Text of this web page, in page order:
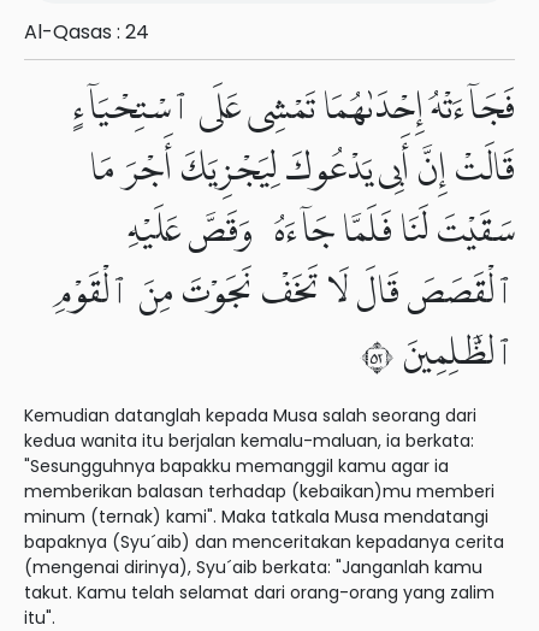
Al-Qasas : 24
فَجَآءَتْهُ إِحْدَىٰهُمَا تَمْشِى عَلَى ٱسْتِحْيَآءٍ
قَالَتْ إِنَّ أَبِى يَدْعُوكَ لِيَجْزِيَكَ أَجْرَ مَا
سَقَيْتَ لَنَا فَلَمَّا جَآءَهُۥ وَقَصَّ عَلَيْهِ
ٱلْقَصَصَ قَالَ لَا تَخَفْ نَجَوْتَ مِنَ ٱلْقَوْمِ
ٱلظَّٰلِمِينَ ٢٥
Kemudian datanglah kepada Musa salah seorang dari
kedua wanita itu berjalan kemalu-maluan, ia berkata:
"Sesungguhnya bapakku memanggil kamu agar ia
memberikan balasan terhadap (kebaikan)mu memberi
minum (ternak) kami". Maka tatkala Musa mendatangi
bapaknya (Syu´aib) dan menceritakan kepadanya cerita
(mengenai dirinya), Syu´aib berkata: "Janganlah kamu
takut. Kamu telah selamat dari orang-orang yang zalim
itu".